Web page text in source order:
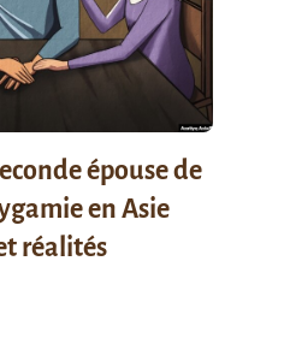
épouse de
en Asie
réalités